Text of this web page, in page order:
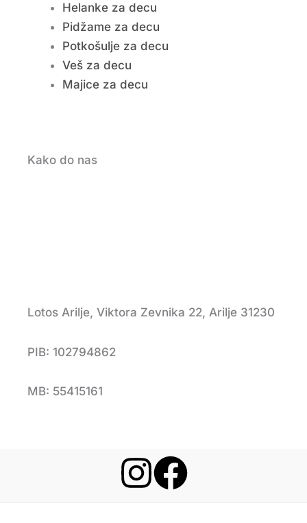
Helanke za decu
Pidžame za decu
Potkošulje za decu
Veš za decu
Majice za decu
Kako do nas
Lotos Arilje, Viktora Zevnika 22, Arilje 31230
PIB: 102794862
MB: 55415161